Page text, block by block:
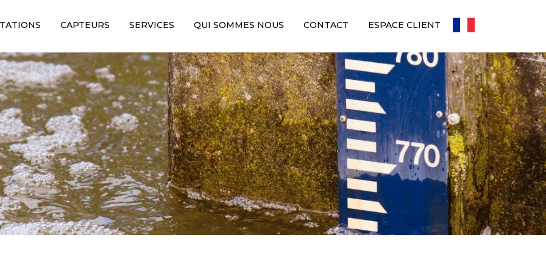
CAPTEURS SERVICES QUI SOMMES NOUS CONTACT ESPACE CLIENT